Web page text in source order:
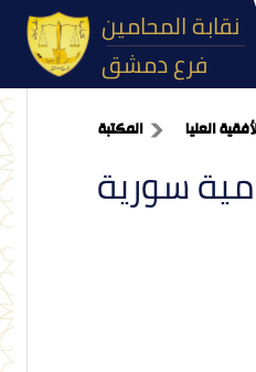
فرع دمشق
العليا المكتبة
سورية